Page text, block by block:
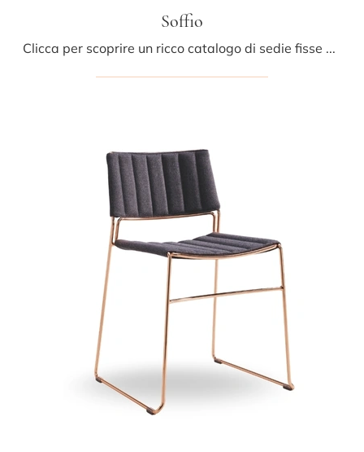
Soffio
Clicca per scoprire un ricco catalogo di sedie fisse per stanze moderne: il modello Soffio di Midj ti attende!